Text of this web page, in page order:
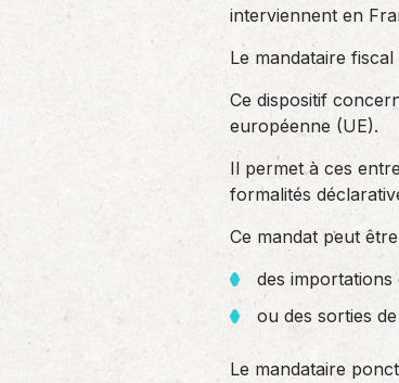
interviennent en
Le mandataire
Ce dispositif
européenne (UE).
Il permet à ces
formalités
Ce mandat peut
des
ou des sorties
Le mandataire